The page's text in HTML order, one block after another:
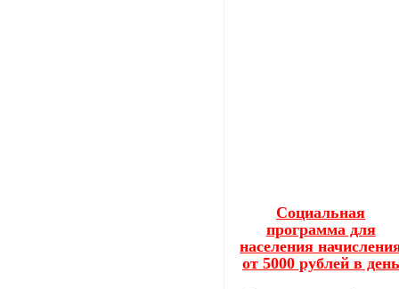
Социальная
программа для
населения
от 5000 рублей в день